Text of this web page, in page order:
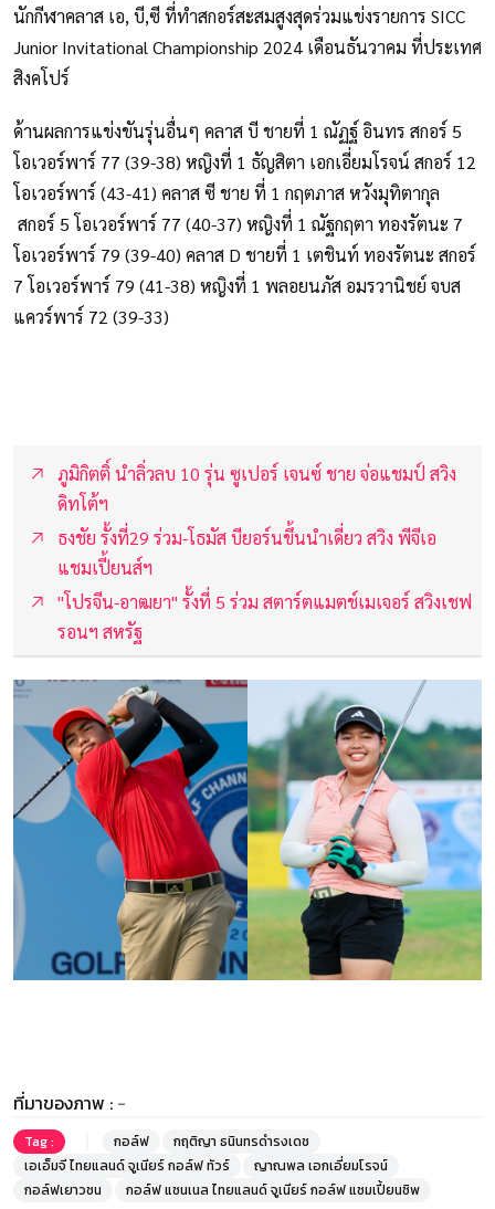
นักกีฬาคลาส เอ, บี,ซี ที่ทำสกอร์สะสมสูงสุดร่วมแข่งรายการ SICC
Junior Invitational Championship 2024 เดือนธันวาคม ที่ประเทศ
สิงคโปร์
ด้านผลการแข่งขันรุ่นอื่นๆ คลาส บี ชายที่ 1 ณัฏฐ์ อินทร สกอร์ 5
โอเวอร์พาร์ 77 (39-38) หญิงที่ 1 ธัญสิตา เอกเอี่ยมโรจน์ สกอร์ 12
โอเวอร์พาร์ (43-41) คลาส ซี ชาย ที่ 1 กฤตภาส หวังมุทิตากุล
สกอร์ 5 โอเวอร์พาร์ 77 (40-37) หญิงที่ 1 ณัฐกฤตา ทองรัตนะ 7
โอเวอร์พาร์ 79 (39-40) คลาส D ชายที่ 1 เตชินท์ ทองรัตนะ สกอร์
7 โอเวอร์พาร์ 79 (41-38) หญิงที่ 1 พลอยนภัส อมรวานิชย์ จบส
แควร์พาร์ 72 (39-33)
ภูมิกิตติ์ นำลิ่วลบ 10 รุ่น ซูเปอร์ เจนซ์ ชาย จ่อแชมป์ สวิง
ดิทโต้ฯ
ธงชัย รั้งที่29 ร่วม-โธมัส บียอร์นขึ้นนำเดี่ยว สวิง พีจีเอ
แชมเปี้ยนส์ฯ
"โปรจีน-อาฒยา" รั้งที่ 5 ร่วม สตาร์ตแมตช์เมเจอร์ สวิงเชฟ
รอนฯ สหรัฐ
ที่มาของภาพ : -
Tag : กอล์ฟ
กฤติญา ธนินทรดำรงเดช
เอเอ็มจี ไทยแลนด์ จูเนียร์ กอล์ฟ ทัวร์
ญาณพล เอกเอี่ยมโรจน์
กอล์ฟเยาวชน
กอล์ฟ แชนเนล ไทยแลนด์ จูเนียร์ กอล์ฟ แชมเปี้ยนชิพ